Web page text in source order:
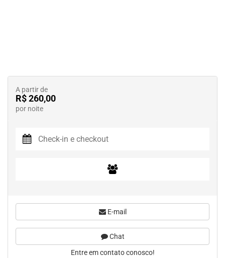
A partir de
R$ 260,00
por noite
E-mail
Chat
Entre em contato conosco!